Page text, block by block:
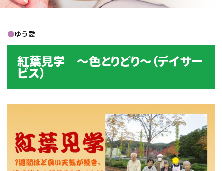
●ゆう愛
紅葉見学 ～色とりどり～（デイサー
ビス）